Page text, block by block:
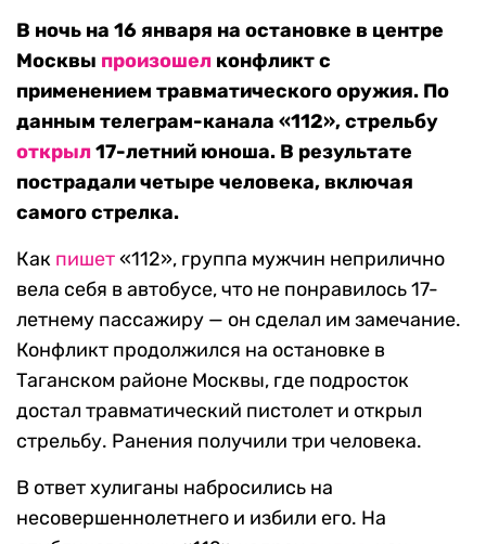
В ночь на 16 января на остановке в центре
Москвы произошел конфликт с
применением травматического оружия. По
данным телеграм-канала «112», стрельбу
открыл17-летний юноша. В результате
пострадали четыре человека, включая
самого стрелка.
Как пишет«112», группа мужчин неприлично
вела себя в автобусе, что не понравилось 17-
летнему пассажиру — он сделал им замечание.
Конфликт продолжился на остановке в
Таганском районе Москвы, где подросток
достал травматический пистолет и открыл
стрельбу. Ранения получили три человека.
В ответ хулиганы набросились на
несовершеннолетнего и избили его. На